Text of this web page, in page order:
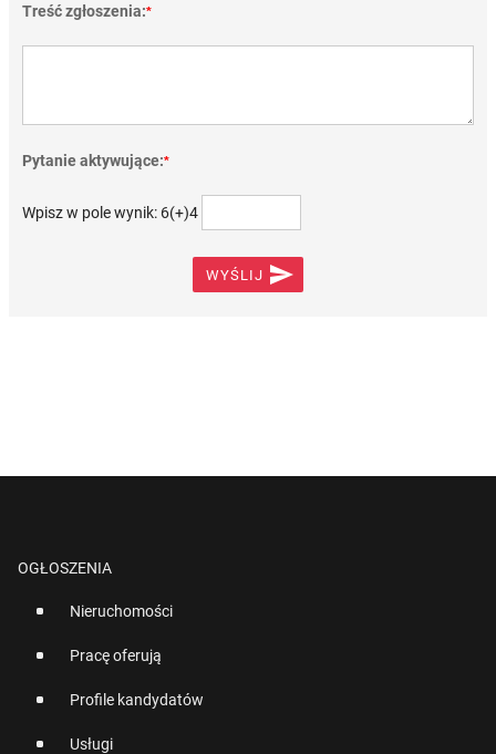
Treść zgłoszenia:*
Pytanie aktywujące:*
Wpisz w pole wynik: 6(+)4
WYŚLIJ 
OGŁOSZENIA
Nieruchomości
Pracę oferują
Profile kandydatów
Usługi